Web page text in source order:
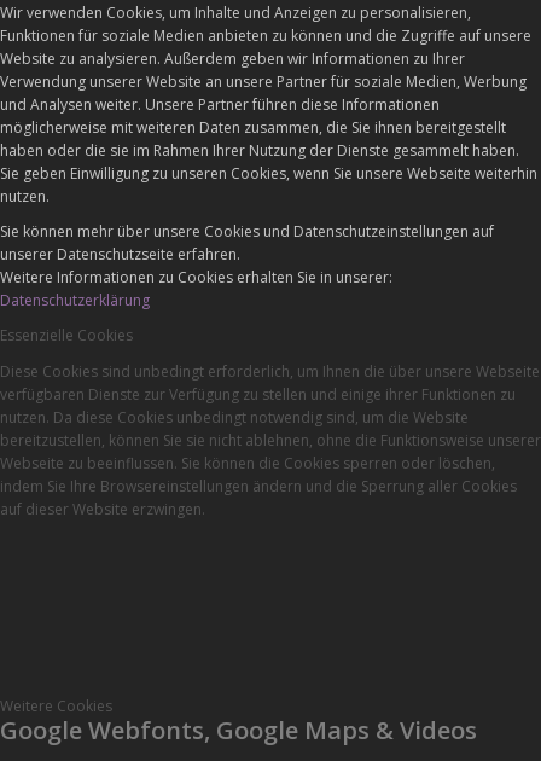
Wir verwenden Cookies, um Inhalte und Anzeigen zu personalisieren,
Funktionen für soziale Medien anbieten zu können und die Zugriffe auf unsere
Website zu analysieren. Außerdem geben wir Informationen zu Ihrer
Verwendung unserer Website an unsere Partner für soziale Medien, Werbung
und Analysen weiter. Unsere Partner führen diese Informationen
möglicherweise mit weiteren Daten zusammen, die Sie ihnen bereitgestellt
haben oder die sie im Rahmen Ihrer Nutzung der Dienste gesammelt haben.
Sie geben Einwilligung zu unseren Cookies, wenn Sie unsere Webseite weiterhin
nutzen.
Sie können mehr über unsere Cookies und Datenschutzeinstellungen auf
unserer Datenschutzseite erfahren.
Weitere Informationen zu Cookies erhalten Sie in unserer:
Datenschutzerklärung
Essenzielle Cookies
Diese Cookies sind unbedingt erforderlich, um Ihnen die über unsere Webseite
verfügbaren Dienste zur Verfügung zu stellen und einige ihrer Funktionen zu
nutzen. Da diese Cookies unbedingt notwendig sind, um die Website
bereitzustellen, können Sie sie nicht ablehnen, ohne die Funktionsweise unserer
Webseite zu beeinflussen. Sie können die Cookies sperren oder löschen,
indem Sie Ihre Browsereinstellungen ändern und die Sperrung aller Cookies
auf dieser Website erzwingen.
Weitere Cookies
Google Webfonts, Google Maps & Videos